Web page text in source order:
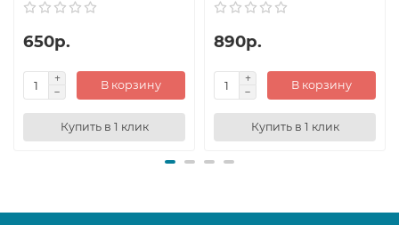
650р.
В корзину
Купить в 1 клик
890р.
В корзину
Купить в 1 клик